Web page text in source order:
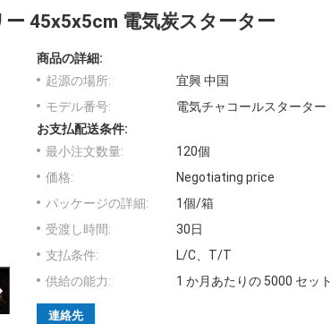
45x5x5cm 電気炭スターター
商品の詳細:
起源の場所:
宜興 中国
モデル番号:
電気チャコールスターター
お支払配送条件:
最小注文数量:
120個
価格:
Negotiating price
パッケージの詳細:
1個/箱
受渡し時間:
30日
支払条件:
L/C、T/T
供給の能力:
1 か月あたりの 5000 セット
連絡先